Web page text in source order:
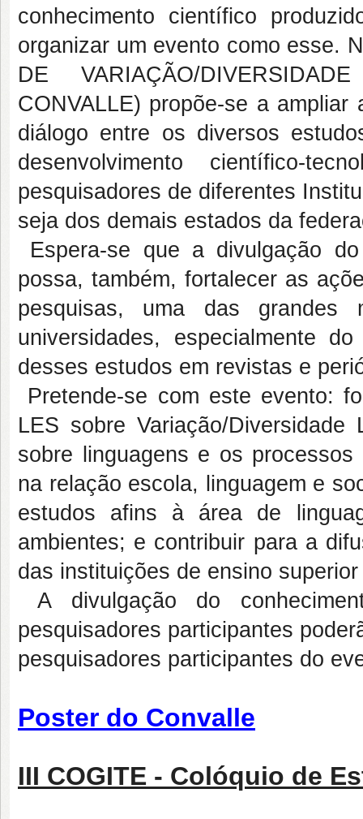
conhecimento científico
organizar um evento como esse.
DE VARIAÇÃO/
CONVALLE) propõe-se a
diálogo entre os diversos
desenvolvimento científico-
pesquisadores de diferentes
seja dos demais estados da
Espera-se que a divulgação
possa, também, fortalecer as
pesquisas, uma das grandes
universidades, especialmente
desses estudos em revistas e
Pretende-se com este evento:
LES sobre Variação/
sobre linguagens e os
na relação escola, linguagem e
estudos afins à área de
ambientes; e contribuir para a
das instituições de ensino
A divulgação do
pesquisadores participantes
pesquisadores participantes do
Poster do Convalle
III COGITE - Colóquio de